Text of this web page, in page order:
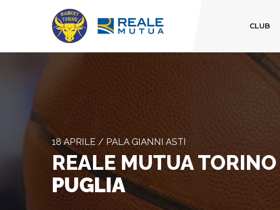
CLUB
18 APRILE / PALA GIANNI ASTI
REALE MUTUA TORINO
PUGLIA